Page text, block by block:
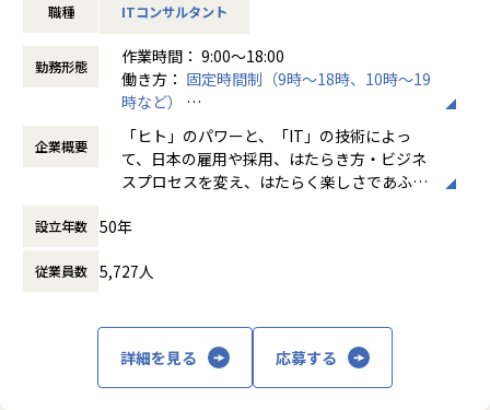
コンサルティングで立てた計画に基づき運用への施策の落
す。
■プロジェクト事例
１．大手人材派遣会社
MA運用とMA反応に対するインサイドセールスのコール運
MAとISの運用改善と改善策に合わせたMAツールとCRMの
(活用ツール MA：AccountEngagement CRM：Servic
産性が17％向上
２．大手IT企業
リューションとリソースを提供する事業部。クライアントの
ムを構成し、WEBサービスの構築やグロースをロングターム
で支援しています。
ビットエーの根幹にある価値観は「仲間と共に」。プロフェ
ッショナルとして自らの価値を発揮することでチームに変化
る課題を解決していくことで、社会の変革に挑み続けます。
【この仕事で得られるもの】
・課題解決のプランニングスキル
・データ分析に基づいたUI/UXの改善提案力
「ものづくり」をする人が「ビジネス」を理
解することで、ビジネスにとって価値がある
ものを生むことができ、結果としてものづく
りをする人の価値向上につながるのではない
かと考え、「ビジネス力のあるものづくり集
団」をつくっていこうとビットエーを創業、
順調な成長を続け現在に至っています。
ビットエーのミッションは、クライアントの
速させることです。そのため、「クリエイテ
ナル集団を形成しています。
どの領域のビジネスであれ、デジタル戦略の
ます。
予算設計や政策決定に対する提言書作成・提出や、政策執行
団体である地方自治体などへ課題のヒアリング・情報収集か
課題解決につなげるための政策に沿ったプロジェクト組成
（産学官の座組構築・コンソーシアム形成）などを社内外の
関係者を巻き込みながら推進頂く想定です。
推進する主担当の、実行管理をサポートしたり、アカウント
です。
配属を検討していきます。
※能力開発を目的にGX・ドローン・MaaS領域以外のプロジ
ェクトで短期的にプロジェクト経験を積んでもらう可能性も
職種 ITコンサルタント
勤務形態
作業時間： 9:00〜18:00
働き方： 固定時間制（9時～18時、10時～19
時など）
時間外労働の有無： 有（月平均20時間）
休憩時間： 60分
企業概要
「ヒト」のパワーと、「IT」の技術によっ
て、日本の雇用や採用、はたらき方・ビジネ
スプロセスを変え、はたらく楽しさであふれ
らいて、笑っている。それが、私たちパーソ
です。
ふれる組織作りを通じて、お客様の確かな成
長を、共に実現いたします。
設立年数 50年
従業員数 5,727人
詳細を見る 応募する